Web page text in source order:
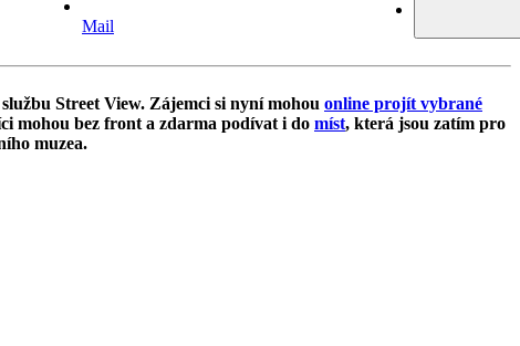
Mail
Street View. Zájemci si nyní mohou online projít vybrané
mohou bez front a zdarma podívat i do míst, která jsou zatím pro
muzea.